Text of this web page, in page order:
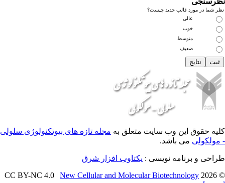
جدید چیست؟
وب سایت متعلق بهمجله تازه های بیوتکنولوژی سلولی
نویسی :یکتاوب افزار شرق
New Cellular and Molecular